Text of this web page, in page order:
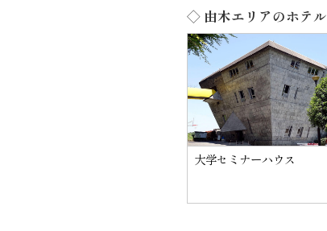
◇ 由木エリアのホテル
大学セミナーハウス